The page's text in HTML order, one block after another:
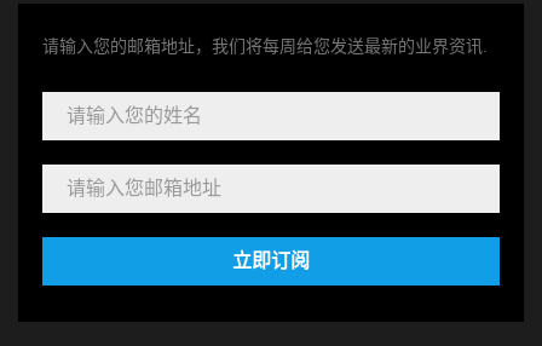
请输入您的邮箱地址，我们将每周给您发送最新的业界资讯.
立即订阅